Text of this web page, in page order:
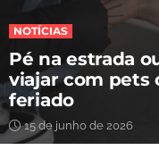
NOTÍCIAS
Pé na estrada
viajar com pets
feriado
15 de junho de 2026